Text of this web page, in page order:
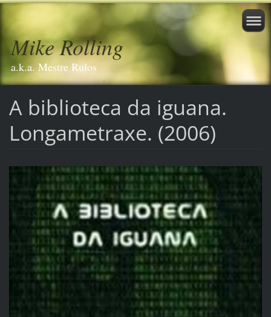
Mike Rolling
a.k.a. Mestre Rulos
A biblioteca da iguana.
Longametraxe. (2006)